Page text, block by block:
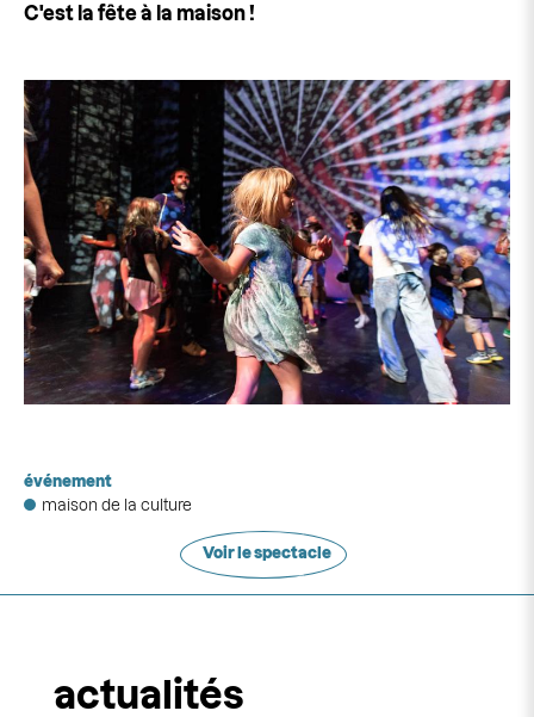
C'est la fête à la maison !
événement
maison de la culture
Voir le spectacle
actualités